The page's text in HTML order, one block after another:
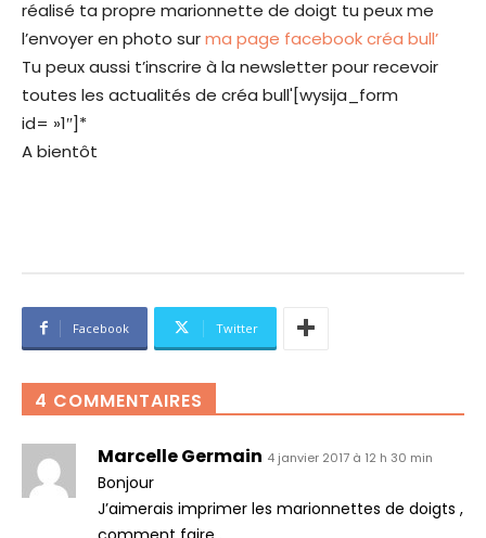
réalisé ta propre marionnette de doigt tu peux me
l’envoyer en photo surma page facebook créa bull’
Tu peux aussi t’inscrire à la newsletter pour recevoir
toutes les actualités de créa bull'[wysija_form
id= »1″]*
A bientôt
Facebook Twitter
4 COMMENTAIRES
Marcelle Germain 4 janvier 2017 à 12 h 30 min
Bonjour
J’aimerais imprimer les marionnettes de doigts ,